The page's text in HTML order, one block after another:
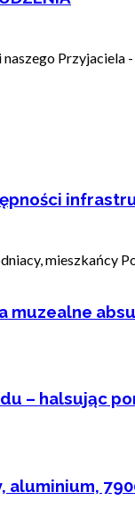
Przyjaciela
mieszkańcy
muzealne
– halsując
aluminium,